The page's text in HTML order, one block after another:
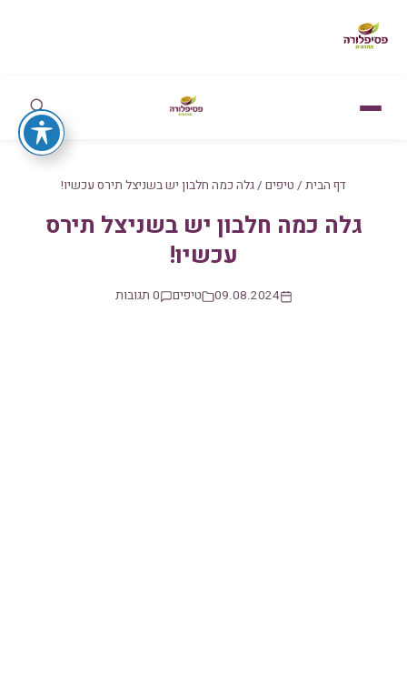
דף הבית / טיפים /גלה כמה חלבון יש בשניצל תירס עכשיו!
גלה כמה חלבון יש בשניצל תירס
עכשיו!
09.08.2024 טיפים 0 תגובות